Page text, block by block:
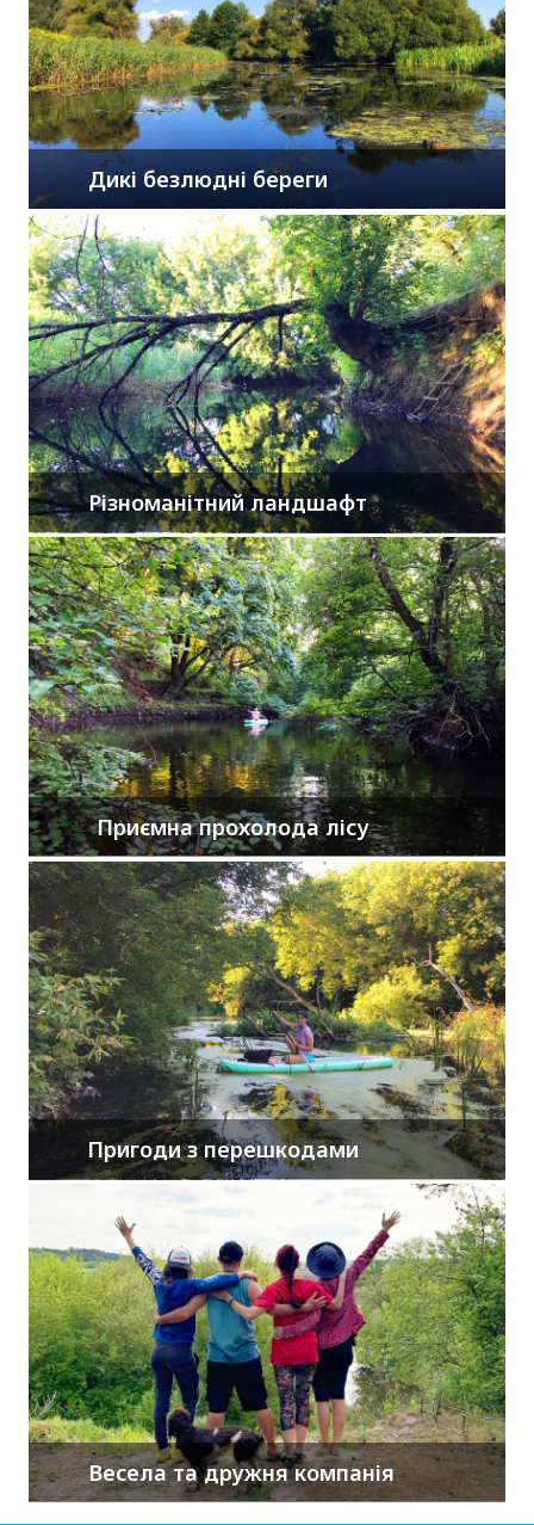
Дикі безлюдні береги
Різноманітний ландшафт
Приємна прохолода лісу
Пригоди з перешкодами
Весела та дружня компанія